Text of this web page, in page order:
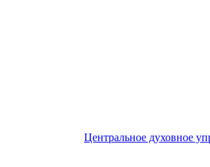
Центральное духовное